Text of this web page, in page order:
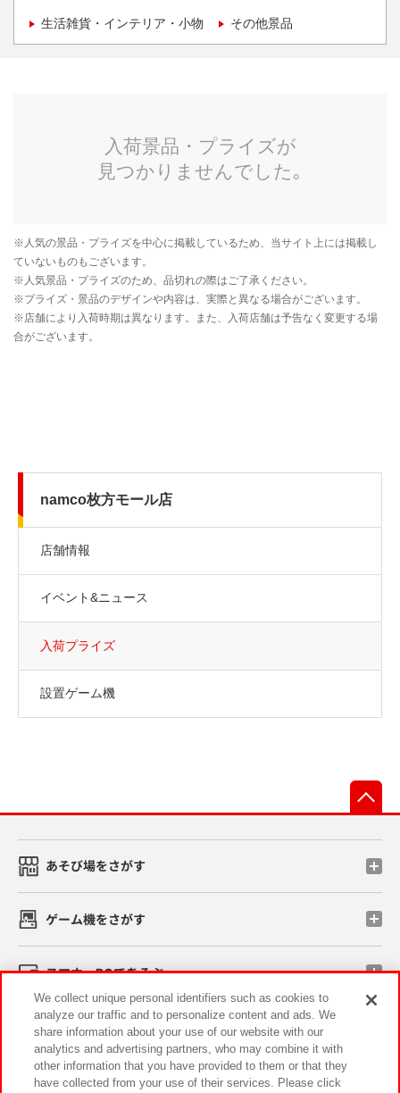
生活雑貨・インテリア・小物 その他景品
namco枚方モール店
店舗情報
イベント&ニュース
入荷プライズ
設置ゲーム機
あそび場をさがす
ゲーム機をさがす
スマホ・PCであそぶ
イベント・キャンペーン
We collect unique personal identifiers such as cookies to
analyze our traffic and to personalize content and ads. We
share information about your use of our website with our
analytics and advertising partners, who may combine it with
other information that you have provided to them or that they
have collected from your use of their services. Please click